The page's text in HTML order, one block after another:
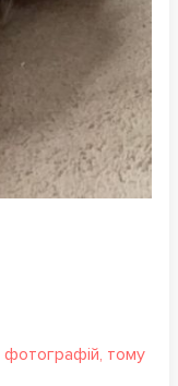
фотографій, тому